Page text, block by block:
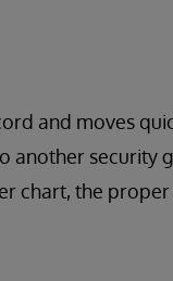
and moves
another security
chart, the